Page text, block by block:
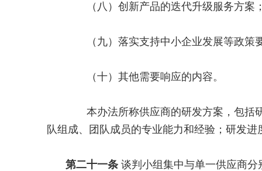
（八）创新产品的迭代升级服务方案
（九）落实支持中小企业发展等政策
（十）其他需要响应的内容。
本办法所称供应商的研发方案，包括研
队组成、团队成员的专业能力和经验；研发
第二十一条 谈判小组集中与单一供应商